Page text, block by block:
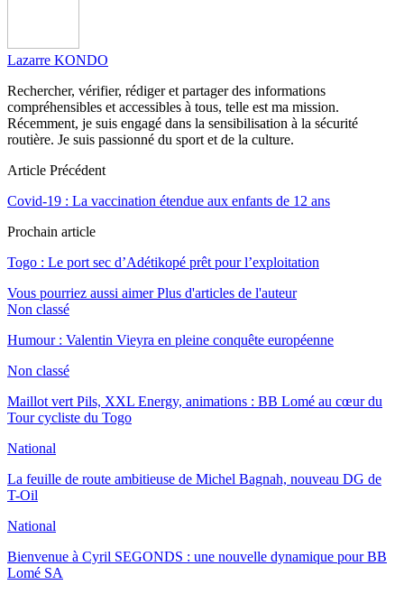
Lazarre KONDO
Rechercher, vérifier, rédiger et partager des informations
compréhensibles et accessibles à tous, telle est ma mission.
Récemment, je suis engagé dans la sensibilisation à la sécurité
routière. Je suis passionné du sport et de la culture.
Article Précédent
Covid-19 : La vaccination étendue aux enfants de 12 ans
Prochain article
Togo : Le port sec d’Adétikopé prêt pour l’exploitation
Vous pourriez aussi aimer Plus d'articles de l'auteur
Non classé
Humour : Valentin Vieyra en pleine conquête européenne
Non classé
Maillot vert Pils, XXL Energy, animations : BB Lomé au cœur du
Tour cycliste du Togo
National
La feuille de route ambitieuse de Michel Bagnah, nouveau DG de
T-Oil
National
Bienvenue à Cyril SEGONDS : une nouvelle dynamique pour BB
Lomé SA